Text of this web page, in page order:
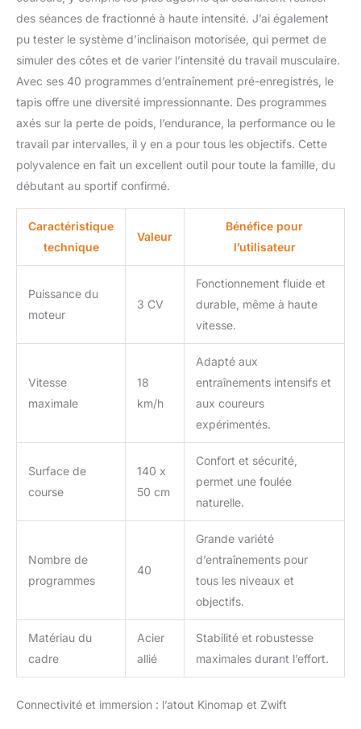
votre entraînement
instantanément pour
atteindre vos objectifs plus
efficacement et garder un
contrôle total sur vos
progrès. LE MOTEUR À
COURANT CONTINU
GARANTIT DES
PERFORMANCES
EFFICACES ET
PUISSANTES, OFFRANT
Pour des séances
d'entraînement régulières
et un moteur de pointe de
4 ch, idéal pour des
performances de pointe.
Cette combinaison garantit
différents niveaux
d'intensité pour vous
permettre de profiter
d'entraînements plus
des séances de fractionné à haute intensité. J’ai également
pu tester le système d’inclinaison motorisée, qui permet de
simuler des côtes et de varier l’intensité du travail musculaire.
Avec ses 40 programmes d’entraînement pré-enregistrés, le
tapis offre une diversité impressionnante. Des programmes
axés sur la perte de poids, l’endurance, la performance ou le
travail par intervalles, il y en a pour tous les objectifs. Cette
polyvalence en fait un excellent outil pour toute la famille, du
débutant au sportif confirmé.
Caractéristique
technique
Valeur
Bénéfice pour
l’utilisateur
Puissance du
moteur
3 CV
Fonctionnement fluide et
durable, même à haute
vitesse.
Vitesse
maximale
18
km/h
Adapté aux
entraînements intensifs et
aux coureurs
expérimentés.
Surface de
course
140 x
50 cm
Confort et sécurité,
permet une foulée
naturelle.
Nombre de
programmes
40
Grande variété
d’entraînements pour
tous les niveaux et
objectifs.
Matériau du
cadre
Acier
allié
Stabilité et robustesse
maximales durant l’effort.
Connectivité et immersion : l’atout Kinomap et Zwift